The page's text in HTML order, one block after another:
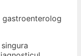
gastroenterolog